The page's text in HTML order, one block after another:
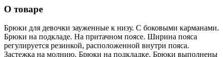
О товаре
Брюки для девочки зауженные к низу. С боковыми карманами.
Брюки на подкладе. На притачном поясе. Ширина пояса
регулируется резинкой, расположенной внутри пояса.
Застежка на молнию. Брюки на подкладке. Брюки выполнены